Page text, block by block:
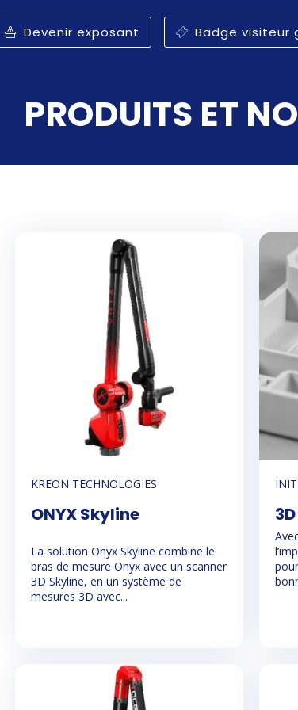
Devenir exposant Badge visiteur
PRODUITS ET
ONYX Skyline
La solution Onyx Skyline combine le
bras de mesure Onyx avec un scanner
3D Skyline, en un système de
mesures 3D avec...
KREON TECHNOLOGIES